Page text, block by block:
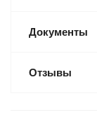
Документы
Отзывы